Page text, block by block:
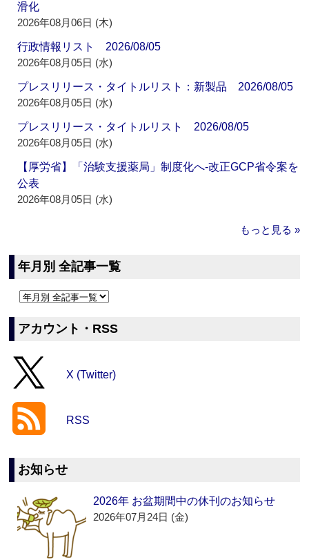
滑化
2026年08月06日 (木)
行政情報リスト 2026/08/05
2026年08月05日 (水)
プレスリリース・タイトルリスト：新製品 2026/08/05
2026年08月05日 (水)
プレスリリース・タイトルリスト 2026/08/05
2026年08月05日 (水)
【厚労省】「治験支援薬局」制度化へ‐改正GCP省令案を
公表
2026年08月05日 (水)
もっと見る »
年月別 全記事一覧
アカウント・RSS
X (Twitter)
RSS
お知らせ
2026年 お盆期間中の休刊のお知らせ
2026年07月24日 (金)